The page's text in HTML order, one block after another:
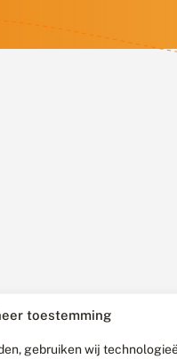
toestemming
gebruiken wij